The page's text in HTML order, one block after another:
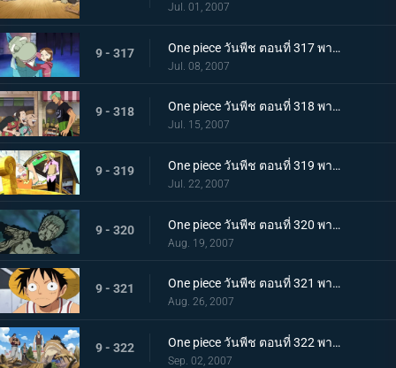
Jul. 01, 2007
9 - 317 One piece วันพีช ตอนที่ 317 พากย์ไทย เด็กสาวผู้ตามหายางาร่า! การสืบสวนครั้งใหญ่ในเมืองแห่งน้ำ!
Jul. 08, 2007
9 - 318 One piece วันพีช ตอนที่ 318 พากย์ไทย คุณแม่สุดแกร่ง! การช่วยงานบ้านสุดสะท้านของโซโล
Jul. 15, 2007
9 - 319 One piece วันพีช ตอนที่ 319 พากย์ไทย ซันจิตกตะลึง! คุณลุงลึกลับกับอาหารอร่อยเหาะ!
Jul. 22, 2007
9 - 320 One piece วันพีช ตอนที่ 320 พากย์ไทย สุดท้ายก็มีค่าหัวกันครบ! ทั้งกลุ่มเกิน 600 ร้อยล้าน
Aug. 19, 2007
9 - 321 One piece วันพีช ตอนที่ 321 พากย์ไทย ราชาแห่งสรรพสัตว์เผชิญหน้ากับทะเล! เรือในฝันสุดอลังการ!
Aug. 26, 2007
9 - 322 One piece วันพีช ตอนที่ 322 พากย์ไทย ลาก่อนเหล่าลูกน้องที่รัก! แฟรงกี้แยกตัว!
Sep. 02, 2007